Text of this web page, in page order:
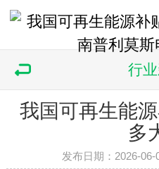
行
我国可再生能
多
发布日期：2026-